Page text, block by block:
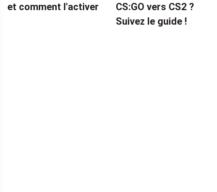
et comment l'activer
CS:GO vers CS2 ?
Suivez le guide !